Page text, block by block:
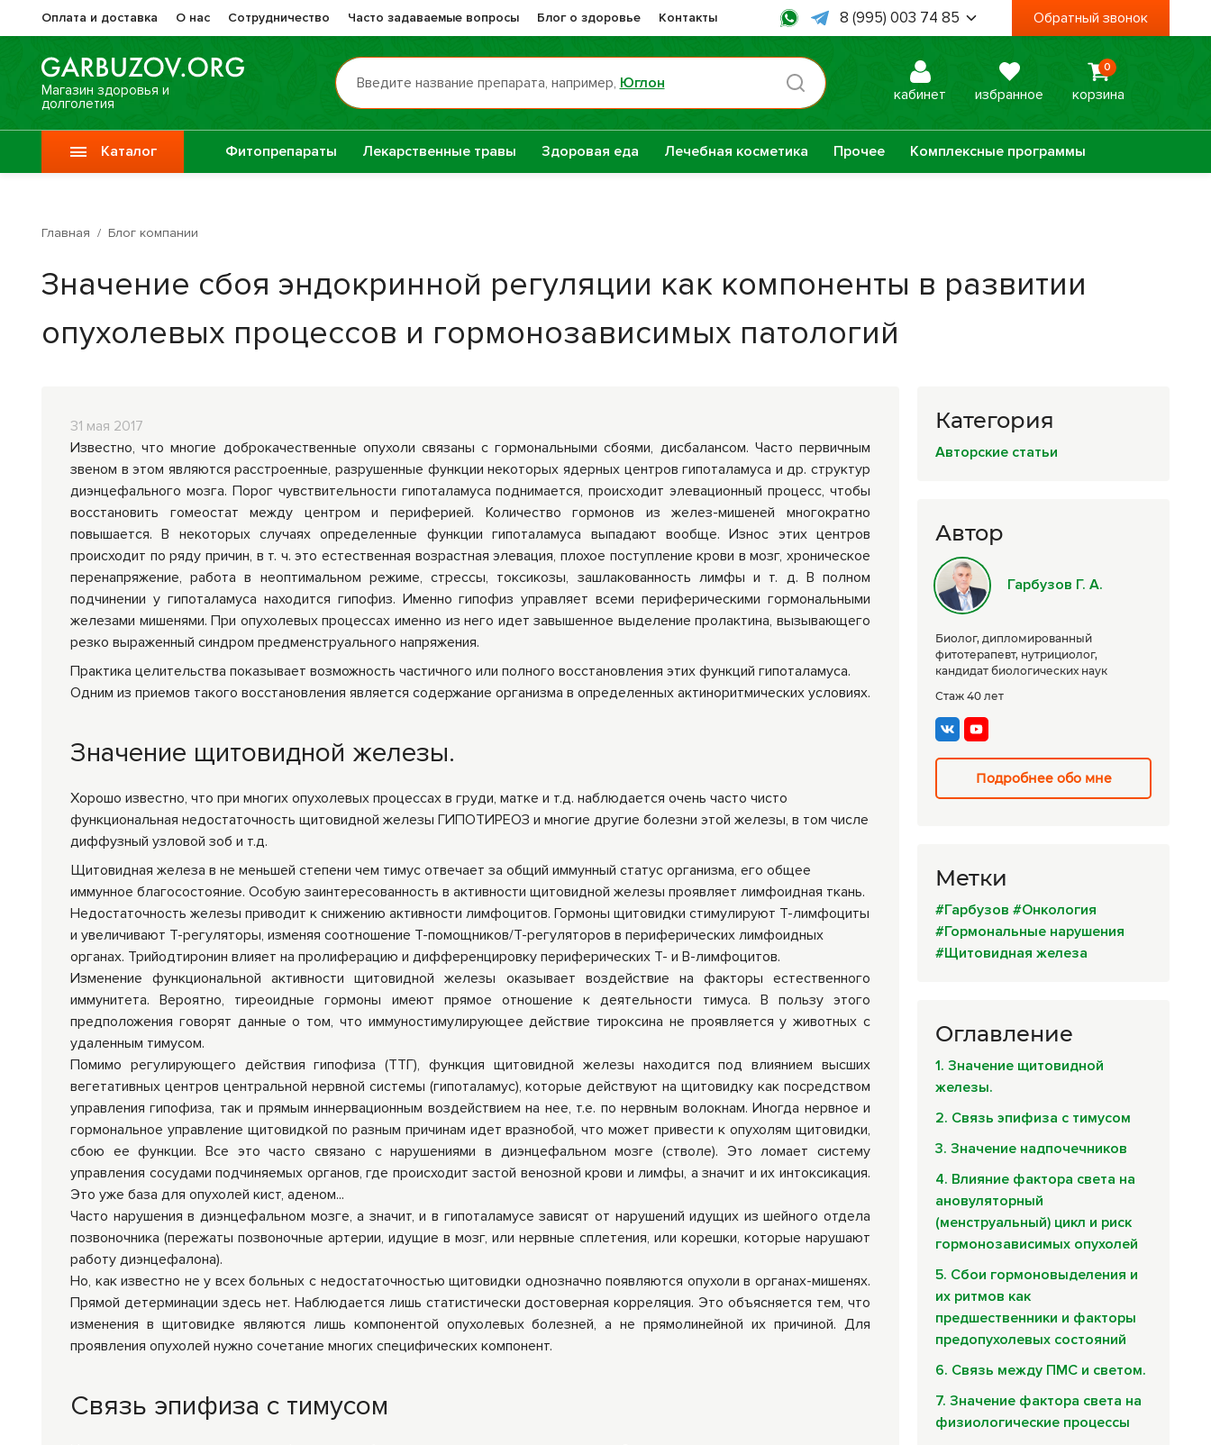
Оплата и доставка О нас Сотрудничество Часто задаваемые вопросы Блог о здоровье Контакты
8 (995) 003 74 85
Пн - Пт, с 09:00 до 18:00
Обратный звонок
Магазин здоровья и
долголетия
Введите название препарата, например, Юглон
кабинет избранное
0
корзина
Каталог
Препараты при
онкологии
фитопрепараты
Сборы трав Урбеч Травяной чай
Натуральные
Средства личной
гигиены
лечебные
Г.А.
программы
лечения
Фитопрепараты Лекарственные травы Здоровая еда Лечебная косметика Прочее Комплексные программы
Главная / Блог компании
Значение сбоя эндокринной регуляции как компоненты в развитии
опухолевых процессов и гормонозависимых патологий
31 мая 2017
Известно, что многие доброкачественные опухоли связаны с гормональными сбоями, дисбалансом. Часто первичным
звеном в этом являются расстроенные, разрушенные функции некоторых ядерных центров гипоталамуса и др. структур
диэнцефального мозга. Порог чувствительности гипоталамуса поднимается, происходит элевационный процесс, чтобы
восстановить гомеостат между центром и периферией. Количество гормонов из желез-мишеней многократно
повышается. В некоторых случаях определенные функции гипоталамуса выпадают вообще. Износ этих центров
происходит по ряду причин, в т. ч. это естественная возрастная элевация, плохое поступление крови в мозг, хроническое
перенапряжение, работа в неоптимальном режиме, стрессы, токсикозы, зашлакованность лимфы и т. д. В полном
подчинении у гипоталамуса находится гипофиз. Именно гипофиз управляет всеми периферическими гормональными
железами мишенями. При опухолевых процессах именно из него идет завышенное выделение пролактина, вызывающего
резко выраженный синдром предменструального напряжения.
Практика целительства показывает возможность частичного или полного восстановления этих функций гипоталамуса.
Одним из приемов такого восстановления является содержание организма в определенных актиноритмических условиях.
Значение щитовидной железы.
Хорошо известно, что при многих опухолевых процессах в груди, матке и т.д. наблюдается очень часто чисто
функциональная недостаточность щитовидной железы ГИПОТИРЕОЗ и многие другие болезни этой железы, в том числе
диффузный узловой зоб и т.д.
Щитовидная железа в не меньшей степени чем тимус отвечает за общий иммунный статус организма, его общее
иммунное благосостояние. Особую заинтересованность в активности щитовидной железы проявляет лимфоидная ткань.
Недостаточность железы приводит к снижению активности лимфоцитов. Гормоны щитовидки стимулируют Т-лимфоциты
и увеличивают Т-регуляторы, изменяя соотношение Т-помощников/Т-регуляторов в периферических лимфоидных
органах. Трийодтиронин влияет на пролиферацию и дифференцировку периферических Т- и В-лимфоцитов.
Изменение функциональной активности щитовидной железы оказывает воздействие на факторы естественного
иммунитета. Вероятно, тиреоидные гормоны имеют прямое отношение к деятельности тимуса. В пользу этого
предположения говорят данные о том, что иммуностимулирующее действие тироксина не проявляется у животных с
удаленным тимусом.
Помимо регулирующего действия гипофиза (ТТГ), функция щитовидной железы находится под влиянием высших
вегетативных центров центральной нервной системы (гипоталамус), которые действуют на щитовидку как посредством
управления гипофиза, так и прямым иннервационным воздействием на нее, т.е. по нервным волокнам. Иногда нервное и
гормональное управление щитовидкой по разным причинам идет вразнобой, что может привести к опухолям щитовидки,
сбою ее функции. Все это часто связано с нарушениями в диэнцефальном мозге (стволе). Это ломает систему
управления сосудами подчиняемых органов, где происходит застой венозной крови и лимфы, а значит и их интоксикация.
Это уже база для опухолей кист, аденом...
Часто нарушения в диэнцефальном мозге, а значит, и в гипоталамусе зависят от нарушений идущих из шейного отдела
позвоночника (пережаты позвоночные артерии, идущие в мозг, или нервные сплетения, или корешки, которые нарушают
работу диэнцефалона).
Но, как известно не у всех больных с недостаточностью щитовидки однозначно появляются опухоли в органах-мишенях.
Прямой детерминации здесь нет. Наблюдается лишь статистически достоверная корреляция. Это объясняется тем, что
изменения в щитовидке являются лишь компонентой опухолевых болезней, а не прямолинейной их причиной. Для
проявления опухолей нужно сочетание многих специфических компонент.
Связь эпифиза с тимусом
Категория
Авторские статьи
Автор
Гарбузов Г. А.
Биолог, дипломированный
фитотерапевт, нутрициолог,
кандидат биологических наук
Стаж 40 лет
Подробнее обо мне
Метки
#Гарбузов #Онкология
#Гормональные нарушения
#Щитовидная железа
Оглавление
1. Значение щитовидной
железы.
2. Связь эпифиза с тимусом
3. Значение надпочечников
4. Влияние фактора света на
ановуляторный
(менструальный) цикл и риск
гормонозависимых опухолей
5. Сбои гормоновыделения и
их ритмов как
предшественники и факторы
предопухолевых состояний
6. Связь между ПМС и светом.
7. Значение фактора света на
физиологические процессы